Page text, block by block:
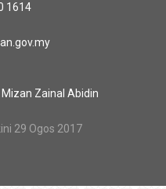
1614
Zainal Abidin
29 Ogos 2017